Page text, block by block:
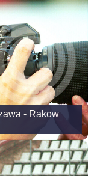
- Rakow